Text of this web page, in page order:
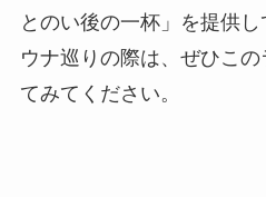
とのい後の一杯」を提供
ウナ巡りの際は、ぜひこ
てみてください。